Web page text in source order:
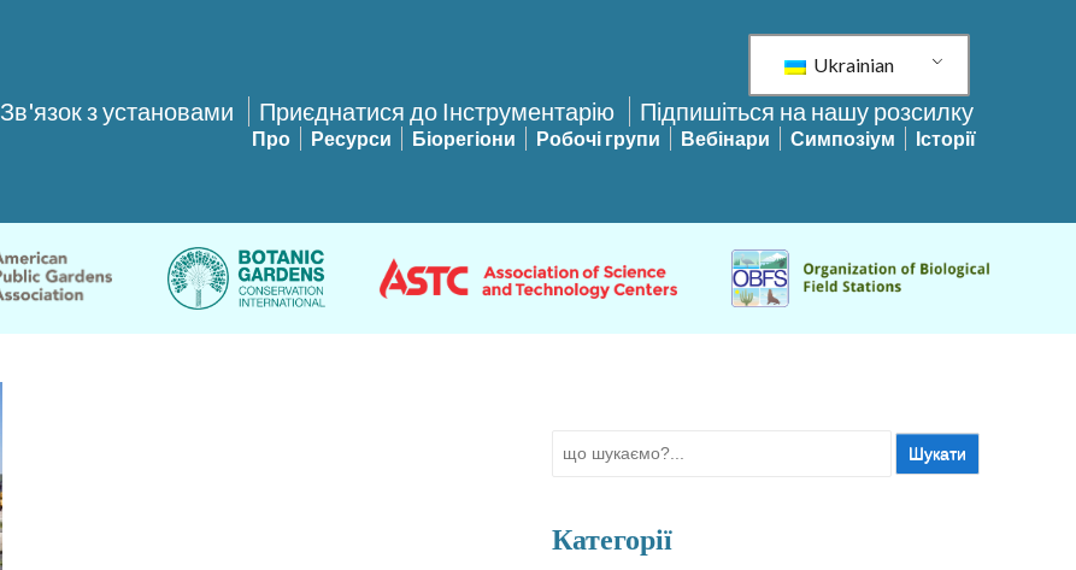
Ukrainian
Зв'язок з установами Приєднатися до Інструментарію Підпишіться на нашу розсилку
Про Ресурси Біорегіони Робочі групи Вебінари Симпозіум Історії
Шукати:
Категорії